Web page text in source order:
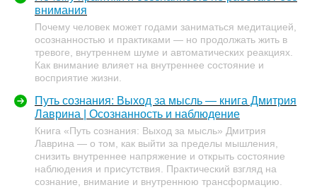
внимания
Почему человек может годами заниматься медитацией,
осознанностью и практиками — но продолжать жить в
тревоге, внутреннем шуме и автоматических реакциях.
Как внимание влияет на внутреннее состояние и
восприятие жизни.
Путь сознания: Выход за мысль — книга Дмитрия
Лаврина | Осознанность и наблюдение
Книга «Путь сознания: Выход за мысль» Дмитрия
Лаврина — о том, как выйти за пределы мышления,
снизить внутреннее напряжение и открыть состояние
наблюдения и присутствия. Практический взгляд на
сознание, внимание и внутреннюю трансформацию.